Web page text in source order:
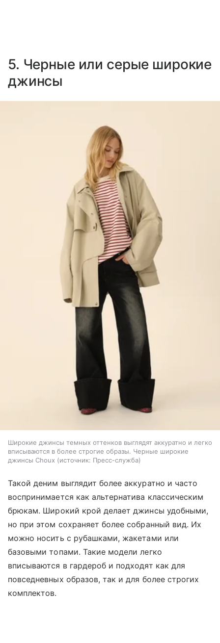
5. Черные или серые широкие
джинсы
Широкие джинсы темных оттенков выглядят аккуратно и легко
вписываются в более строгие образы. Черные широкие
джинсы Choux
источник: Пресс-служба
Такой деним выглядит более аккуратно и часто
воспринимается как альтернатива классическим
брюкам. Широкий крой делает джинсы удобными,
но при этом сохраняет более собранный вид. Их
можно носить с рубашками, жакетами или
базовыми топами. Такие модели легко
вписываются в гардероб и подходят как для
повседневных образов, так и для более строгих
комплектов.